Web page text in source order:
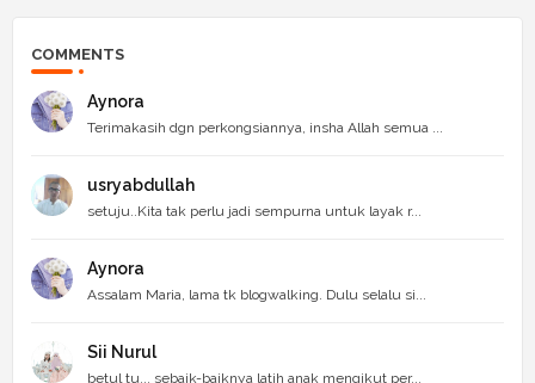
COMMENTS
Aynora
Terimakasih dgn perkongsiannya, insha Allah semua ...
usryabdullah
setuju..Kita tak perlu jadi sempurna untuk layak r...
Aynora
Assalam Maria, lama tk blogwalking. Dulu selalu si...
Sii Nurul
betul tu... sebaik-baiknya latih anak mengikut per...